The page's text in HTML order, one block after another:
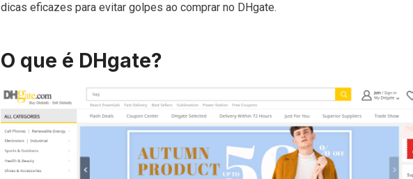
dicas eficazes para evitar golpes ao comprar no DHgate.
O que é DHgate?